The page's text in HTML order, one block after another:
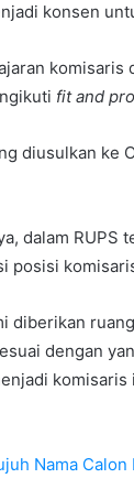
konsen
komisaris
fit and
diusulkan ke
dalam RUPS
posisi
diberikan
dengan
Nama